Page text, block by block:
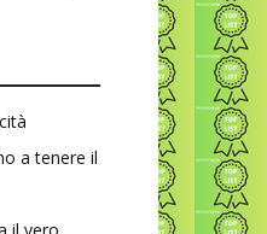
a tenere il